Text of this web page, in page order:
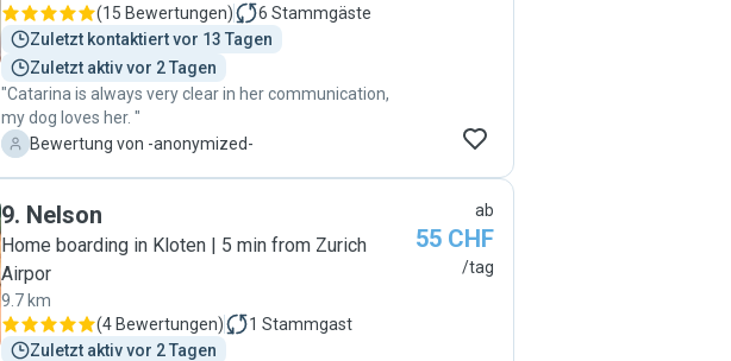
(15 Bewertungen) 6 Stammgäste
Zuletzt kontaktiert vor 13 Tagen
Zuletzt aktiv vor 2 Tagen
"Catarina is always very clear in her communication,
my dog loves her. "
-
Bewertung von -anonymized-
9. Nelson
Home boarding in Kloten | 5 min from Zurich
Airpor
9.7 km
(4 Bewertungen) 1 Stammgast
Zuletzt aktiv vor 2 Tagen
ab
55 CHF
/tag